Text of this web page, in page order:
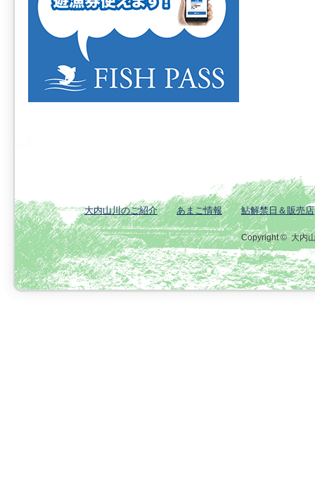
大内山川のご紹介 あまご情報 鮎解禁日＆販売店
Copyright ©大内